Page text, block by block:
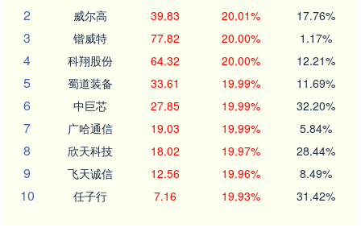
2 威尔高 39.83 20.01% 17.76%
3 锴威特 77.82 20.00% 1.17%
4 科翔股份 64.32 20.00% 12.21%
5 蜀道装备 33.61 19.99% 11.69%
6 中巨芯 27.85 19.99% 32.20%
7 广哈通信 19.03 19.99% 5.84%
8 欣天科技 18.02 19.97% 28.44%
9 飞天诚信 12.56 19.96% 8.49%
10 任子行 7.16 19.93% 31.42%